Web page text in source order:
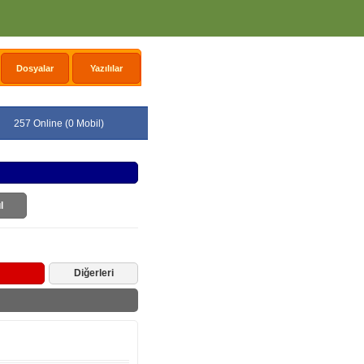
Dosyalar Yazılılar
257 Online (0 Mobil)
Diğerleri